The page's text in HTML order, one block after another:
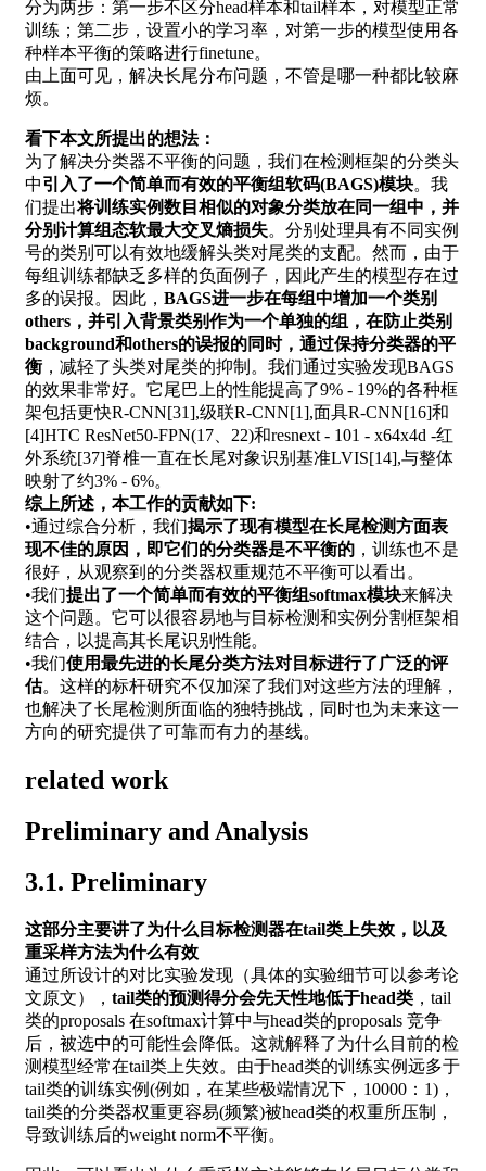
分为两步：第一步不区分head样本和tail样本，对模型正常
训练；第二步，设置小的学习率，对第一步的模型使用各
种样本平衡的策略进行finetune。
由上面可见，解决长尾分布问题，不管是哪一种都比较麻
烦。
看下本文所提出的想法：
为了解决分类器不平衡的问题，我们在检测框架的分类头
中引入了一个简单而有效的平衡组软码(BAGS)模块。我
们提出将训练实例数目相似的对象分类放在同一组中，并
分别计算组态软最大交叉熵损失。分别处理具有不同实例
号的类别可以有效地缓解头类对尾类的支配。然而，由于
每组训练都缺乏多样的负面例子，因此产生的模型存在过
多的误报。因此， BAGS进一步在每组中增加一个类别
others，并引入背景类别作为一个单独的组，在防止类别
background和others的误报的同时，通过保持分类器的平
衡 ，减轻了头类对尾类的抑制。我们通过实验发现BAGS
的效果非常好。它尾巴上的性能提高了9% - 19%的各种框
架包括更快R-CNN[31],级联R-CNN[1],面具R-CNN[16]和
[4]HTC ResNet50-FPN(17、22)和resnext - 101 - x64x4d -红
外系统[37]脊椎一直在长尾对象识别基准LVIS[14],与整体
映射了约3% - 6%。
综上所述，本工作的贡献如下:
•通过综合分析，我们揭示了现有模型在长尾检测方面表
现不佳的原因，即它们的分类器是不平衡的 ，训练也不是
很好，从观察到的分类器权重规范不平衡可以看出。
•我们提出了一个简单而有效的平衡组softmax模块来解决
这个问题。它可以很容易地与目标检测和实例分割框架相
结合，以提高其长尾识别性能。
•我们使用最先进的长尾分类方法对目标进行了广泛的评
估。这样的标杆研究不仅加深了我们对这些方法的理解，
也解决了长尾检测所面临的独特挑战，同时也为未来这一
方向的研究提供了可靠而有力的基线。
related work
Preliminary and Analysis
3.1. Preliminary
这部分主要讲了为什么目标检测器在tail类上失效，以及
重采样方法为什么有效
通过所设计的对比实验发现（具体的实验细节可以参考论
文原文）， tail类的预测得分会先天性地低于head类 ，tail
类的proposals 在softmax计算中与head类的proposals 竞争
后，被选中的可能性会降低。这就解释了为什么目前的检
测模型经常在tail类上失效。由于head类的训练实例远多于
tail类的训练实例(例如，在某些极端情况下，10000：1)，
tail类的分类器权重更容易(频繁)被head类的权重所压制，
导致训练后的weight norm不平衡。